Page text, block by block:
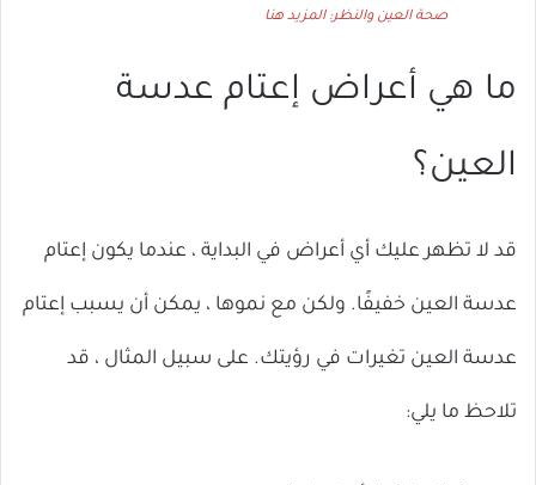
صحة العين والنظر: المزيد هنا
ما هي أعراض إعتام عدسة
العين؟
قد لا تظهر عليك أي أعراض في البداية ، عندما يكون إعتام
عدسة العين خفيفًا. ولكن مع نموها ، يمكن أن يسبب إعتام
عدسة العين تغيرات في رؤيتك. على سبيل المثال ، قد
تلاحظ ما يلي: